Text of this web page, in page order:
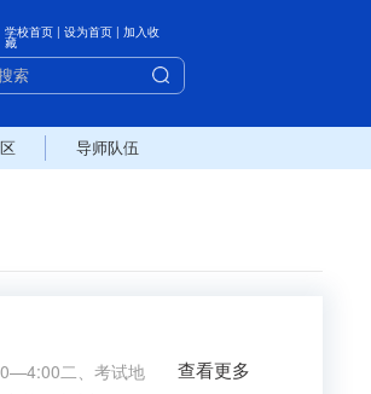
学校首页 |设为首页 |加入收
藏
导师队伍
二、考试地
查看更多